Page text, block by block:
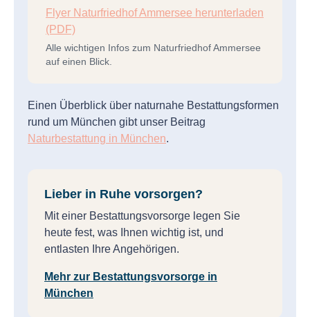
Flyer Naturfriedhof Ammersee herunterladen
(PDF)
Alle wichtigen Infos zum Naturfriedhof Ammersee
auf einen Blick.
Einen Überblick über naturnahe Bestattungsformen
rund um München gibt unser Beitrag
Naturbestattung in München.
Lieber in Ruhe vorsorgen?
Mit einer Bestattungsvorsorge legen Sie
heute fest, was Ihnen wichtig ist, und
entlasten Ihre Angehörigen.
Mehr zur Bestattungsvorsorge in
München